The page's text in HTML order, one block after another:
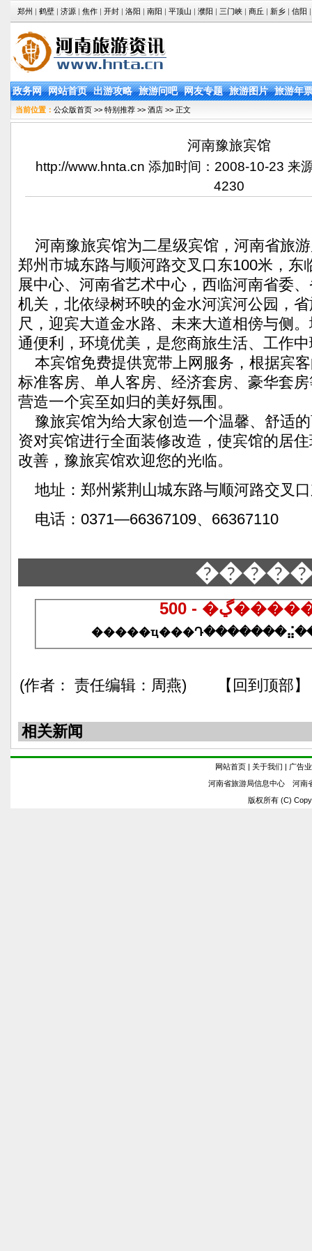
郑州 | 鹤壁 | 济源 | 焦作 | 开封 | 洛阳 | 南阳 | 平顶山 | 濮阳 | 三门峡 | 商丘 | 新乡 | 信阳 |
政务网 网站首页 出游攻略 旅游问吧 网友专题 旅游图片 旅游年
当前位置： 公众版首页 >> 特别推荐 >> 酒店 >> 正文
河南豫旅宾馆
http://www.hnta.cn 添加时间：2008-10-23 来
4230
河南豫旅宾馆为二星级宾馆，河南省旅
郑州市城东路与顺河路交叉口东100米，东
展中心、河南省艺术中心，西临河南省委
机关，北依绿树环映的金水河滨河公园，
尺，迎宾大道金水路、未来大道相傍与侧
通便利，环境优美，是您商旅生活、工作
本宾馆免费提供宽带上网服务，根据宾
标准客房、单人客房、经济套房、豪华套
营造一个宾至如归的美好氛围。
豫旅宾馆为给大家创造一个温馨、舒适
资对宾馆进行全面装修改造，使宾馆的居
改善，豫旅宾馆欢迎您的光临。
地址：郑州紫荆山城东路与顺河路交叉
电话：0371—66367109、66367110
(作者： 责任编辑：周燕) 【回到顶部】
相关新闻
网站首页 | 关于我们 | 广告
河南省旅游局信息中心 河
版权所有 (C)